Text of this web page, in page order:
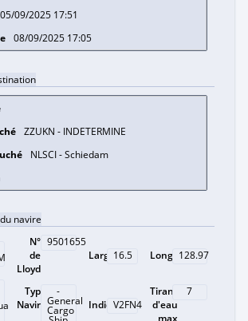
05/09/2025 17:51
08/09/2025 17:05
ZZUKN - INDETERMINE
NLSCI - Schiedam
navire
N°
de
Lloyd
9501655
Largeur16.5 Longueur128.97
Type
Navire
-
General
Cargo IndicatifV2FN4
Tirant
d'eau
max
7